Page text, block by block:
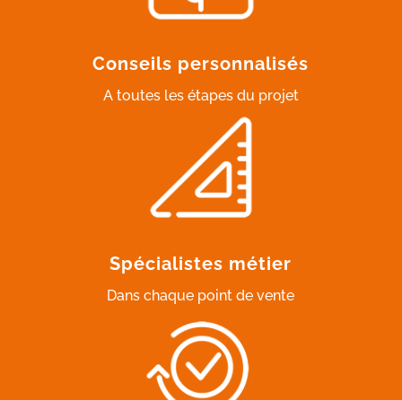
Conseils personnalisés
A toutes les étapes du projet
Spécialistes métier
Dans chaque point de vente